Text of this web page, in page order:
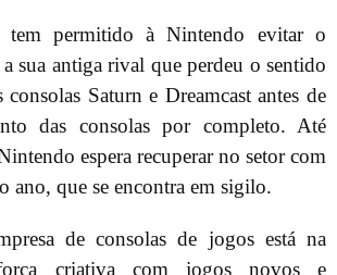
tem permitido à Nintendo evitar o
sua antiga rival que perdeu o sentido
Saturn e Dreamcast antes de
das consolas por completo. Até
espera recuperar no setor com
ano, que se encontra em sigilo.
de consolas de jogos está na
criativa com jogos novos e